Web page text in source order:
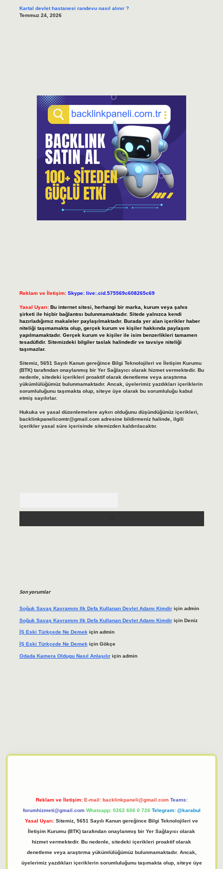
Kartal devlet hastanesi randevu nasıl alınır ?
Temmuz 24, 2026
Reklam ve İletişim: Skype: live:.cid.575569c608265c69
Yasal Uyarı: Bu internet sitesi, herhangi bir marka, kurum veya şahıs
şirketi ile hiçbir bağlantısı bulunmamaktadır. Sitede yalnızca kendi
hazırladığımız makaleler paylaşılmaktadır. Burada yer alan içerikler haber
niteliği taşımamakta olup, gerçek kurum ve kişiler hakkında paylaşım
yapılmamaktadır. Gerçek kurum ve kişiler ile isim benzerlikleri tamamen
tesadüfidir. Sitemizdeki bilgiler taslak halindedir ve tavsiye niteliği
taşımazlar.
Sitemiz, 5651 Sayılı Kanun gereğince Bilgi Teknolojileri ve İletişim Kurumu
(BTK) tarafından onaylanmış bir Yer Sağlayıcı olarak hizmet vermektedir. Bu
nedenle, sitedeki içerikleri proaktif olarak denetleme veya araştırma
yükümlülüğümüz bulunmamaktadır. Ancak, üyelerimiz yazdıkları içeriklerin
sorumluluğunu taşımakta olup, siteye üye olarak bu sorumluluğu kabul
etmiş sayılırlar.
Hukuka ve yasal düzenlemelere aykırı olduğunu düşündüğünüz içerikleri,
backlinkpanelicomtr@gmail.comadresine bildirmeniz halinde, ilgili
içerikler yasal süre içerisinde sitemizden kaldırılacaktır.
Son yorumlar
Soğuk Savaş Kavramını Ilk Defa Kullanan Devlet Adamı Kimdiriçin admin
Soğuk Savaş Kavramını Ilk Defa Kullanan Devlet Adamı Kimdiriçin Deniz
İŞ Eski Türkçede Ne Demekiçin admin
İŞ Eski Türkçede Ne Demek için Gökçe
Odada Kamera Oldugu Nasıl Anlaşılıriçin admin
Reklam ve İletişim: E-mail: backlinkpaneli@gmail.com Teams:
forumhizmeti@gmail.com Whatsapp: 0262 606 0 726 Telegram: @karabul
Yasal Uyarı: Sitemiz, 5651 Sayılı Kanun gereğince Bilgi Teknolojileri ve
İletişim Kurumu (BTK) tarafından onaylanmış bir Yer Sağlayıcı olarak
hizmet vermektedir. Bu nedenle, sitedeki içerikleri proaktif olarak
denetleme veya araştırma yükümlülüğümüz bulunmamaktadır. Ancak,
üyelerimiz yazdıkları içeriklerin sorumluluğunu taşımakta olup, siteye üye